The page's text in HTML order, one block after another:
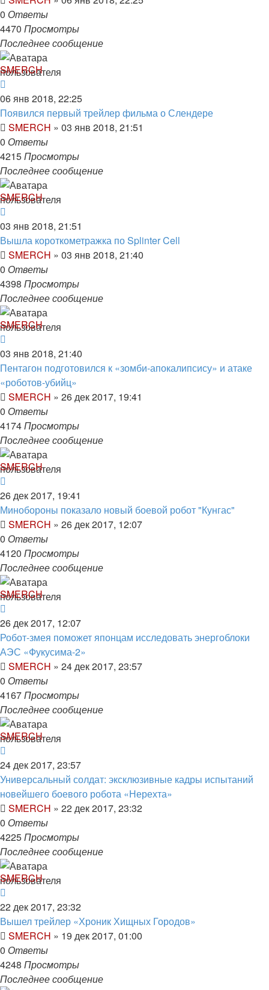
0 Ответы
4470 Просмотры
Последнее сообщение
SMERCH
06 янв 2018, 22:25
Появился первый трейлер фильма о Слендере
SMERCH » 03 янв 2018, 21:51
0 Ответы
4215Просмотры
Последнее сообщение
SMERCH
03 янв 2018, 21:51
Вышла короткометражка по Splinter Cell
SMERCH » 03 янв 2018, 21:40
0 Ответы
4398 Просмотры
Последнее сообщение
SMERCH
03 янв 2018, 21:40
Пентагон подготовился к «зомби-апокалипсису» и атаке
«роботов-убийц»
SMERCH » 26 дек 2017, 19:41
0 Ответы
4174Просмотры
Последнее сообщение
SMERCH
26 дек 2017, 19:41
Минобороны показало новый боевой робот "Кунгас"
SMERCH » 26 дек 2017, 12:07
0 Ответы
4120 Просмотры
Последнее сообщение
SMERCH
26 дек 2017, 12:07
Робот-змея поможет японцам исследовать энергоблоки
АЭС «Фукусима-2»
SMERCH » 24 дек 2017, 23:57
0 Ответы
4167Просмотры
Последнее сообщение
SMERCH
24 дек 2017, 23:57
Универсальный солдат: эксклюзивные кадры испытаний
новейшего боевого робота «Нерехта»
SMERCH » 22 дек 2017, 23:32
0 Ответы
4225Просмотры
Последнее сообщение
SMERCH
22 дек 2017, 23:32
Вышел трейлер «Хроник Хищных Городов»
SMERCH » 19 дек 2017, 01:00
0 Ответы
4248 Просмотры
Последнее сообщение